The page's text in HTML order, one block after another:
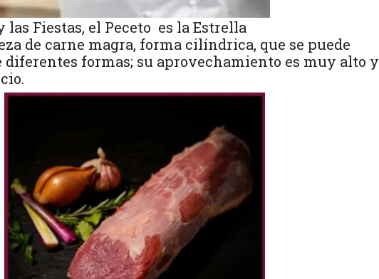
las Fiestas, el Peceto es la Estrella
de carne magra, forma cilíndrica, que se puede
diferentes formas; su aprovechamiento es muy alto y